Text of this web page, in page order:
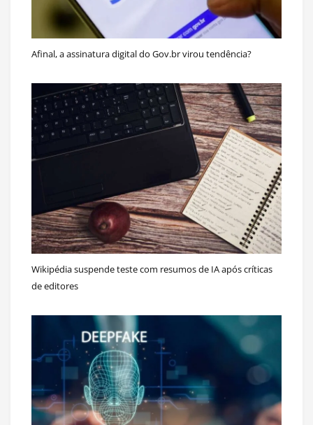
Afinal, a assinatura digital do Gov.br virou tendência?
Wikipédia suspende teste com resumos de IA após críticas
de editores